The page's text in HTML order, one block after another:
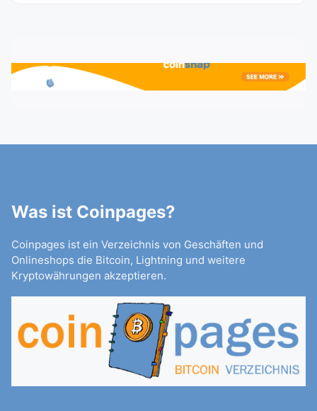
Was ist Coinpages?
Coinpages ist ein Verzeichnis von Geschäften und
Onlineshops die Bitcoin, Lightning und weitere
Kryptowährungen akzeptieren.